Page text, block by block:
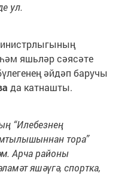
ул.
яшьләр сәясәте
әйдәп баручы
да катнашты.
“Илебезнең
тора”
Арча районы
яшәүгә, спортка,